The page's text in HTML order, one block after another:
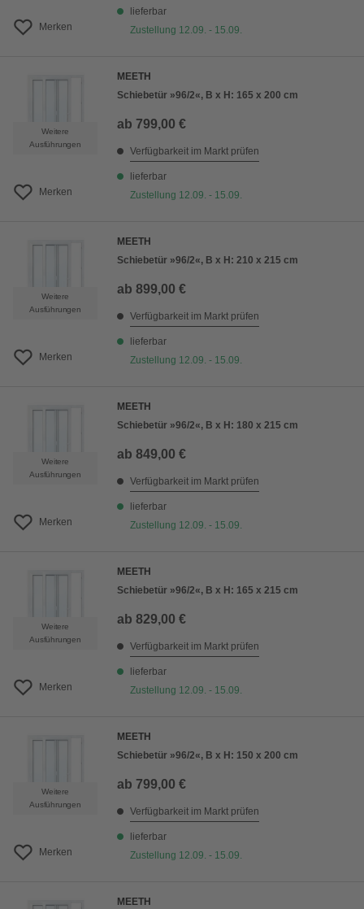
Merken
lieferbar
Zustellung 12.09. - 15.09.
Weitere
Ausführungen
Merken
MEETH
Schiebetür »96/2«, B x H: 165 x 200 cm
ab 799,00 €
Verfügbarkeit im Markt prüfen
lieferbar
Zustellung 12.09. - 15.09.
Weitere
Ausführungen
Merken
MEETH
Schiebetür »96/2«, B x H: 210 x 215 cm
ab 899,00 €
Verfügbarkeit im Markt prüfen
lieferbar
Zustellung 12.09. - 15.09.
Weitere
Ausführungen
Merken
MEETH
Schiebetür »96/2«, B x H: 180 x 215 cm
ab 849,00 €
Verfügbarkeit im Markt prüfen
lieferbar
Zustellung 12.09. - 15.09.
Weitere
Ausführungen
Merken
MEETH
Schiebetür »96/2«, B x H: 165 x 215 cm
ab 829,00 €
Verfügbarkeit im Markt prüfen
lieferbar
Zustellung 12.09. - 15.09.
Weitere
Ausführungen
Merken
MEETH
Schiebetür »96/2«, B x H: 150 x 200 cm
ab 799,00 €
Verfügbarkeit im Markt prüfen
lieferbar
Zustellung 12.09. - 15.09.
MEETH